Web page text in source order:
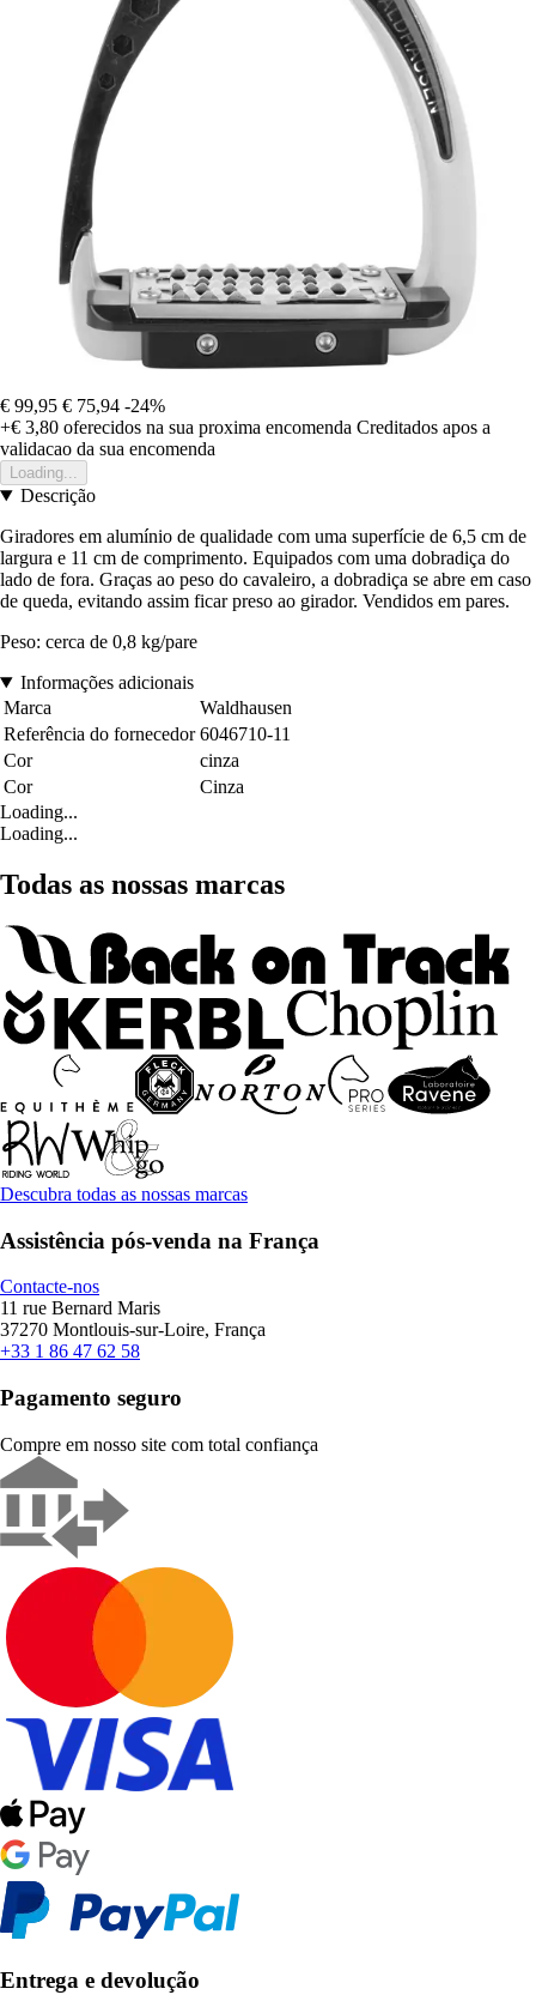
€ 99,95 € 75,94 -24%
+€ 3,80 oferecidos na sua proxima encomenda Creditados apos a
validacao da sua encomenda
Loading...
Descrição
Giradores em alumínio de qualidade com uma superfície de 6,5 cm de
largura e 11 cm de comprimento. Equipados com uma dobradiça do
lado de fora. Graças ao peso do cavaleiro, a dobradiça se abre em caso
de queda, evitando assim ficar preso ao girador. Vendidos em pares.
Peso: cerca de 0,8 kg/pare
Informações adicionais
Marca
Waldhausen
Referência do fornecedor 6046710-11
Cor
cinza
Cor
Cinza
Loading...
Loading...
Todas as nossas marcas
Descubra todas as nossas marcas
Assistência pós-venda na França
Contacte-nos
11 rue Bernard Maris
37270 Montlouis-sur-Loire, França
+33 1 86 47 62 58
Pagamento seguro
Compre em nosso site com total confiança
Entrega e devolução